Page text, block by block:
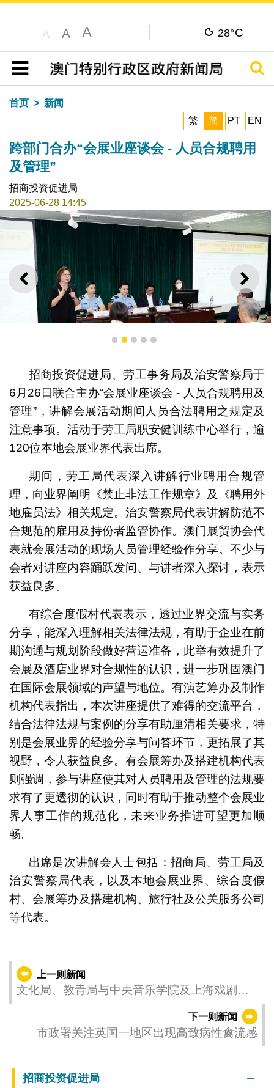
A A A 28°C
目录
搜寻
首页
新闻
繁
简 PT EN
跨部门合办“会展业座谈会 - 人员合规聘用
及管理”
招商投资促进局
2025-06-28 14:45
上一则 下一
招商投资促进局委员黄伊琳欢迎会展业从业员出席座谈
会，冀助业界更清晰发展方向并更好提升会展业的发展
1 2 3 4 5
招商投资促进局、劳工事务局及治安警察局于
6月26日联合主办“会展业座谈会 - 人员合规聘用及
管理”，讲解会展活动期间人员合法聘用之规定及
注意事项。活动于劳工局职安健训练中心举行，逾
120位本地会展业界代表出席。
期间，劳工局代表深入讲解行业聘用合规管
理，向业界阐明《禁止非法工作规章》及《聘用外
地雇员法》相关规定。治安警察局代表讲解防范不
合规范的雇用及持份者监管协作。澳门展贸协会代
表就会展活动的现场人员管理经验作分享。不少与
会者对讲座内容踊跃发问、与讲者深入探讨，表示
获益良多。
有综合度假村代表表示，透过业界交流与实务
分享，能深入理解相关法律法规，有助于企业在前
期沟通与规划阶段做好营运准备，此举有效提升了
会展及酒店业界对合规性的认识，进一步巩固澳门
在国际会展领域的声望与地位。有演艺筹办及制作
机构代表指出，本次讲座提供了难得的交流平台，
结合法律法规与案例的分享有助厘清相关要求，特
别是会展业界的经验分享与问答环节，更拓展了其
视野，令人获益良多。有会展筹办及搭建机构代表
则强调，参与讲座使其对人员聘用及管理的法规要
求有了更透彻的认识，同时有助于推动整个会展业
界人事工作的规范化，未来业务推进可望更加顺
畅。
出席是次讲解会人士包括：招商局、劳工局及
治安警察局代表，以及本地会展业界、综合度假
村、会展筹办及搭建机构、旅行社及公关服务公司
等代表。
上一则新闻
文化局、教青局与中央音乐学院及上海戏剧学
院 联合办学签字仪式暨高中毕业典礼顺利举行
下一则新闻
市政署关注英国一地区出现高致病性禽流感
招商投资促进局